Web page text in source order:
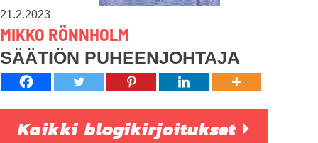
21.2.2023
MIKKO RÖNNHOLM
SÄÄTIÖN PUHEENJOHTAJA
Kaikki blogikirjoitukset